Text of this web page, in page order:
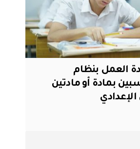
العمل بنظام
بمادة أو مادتين